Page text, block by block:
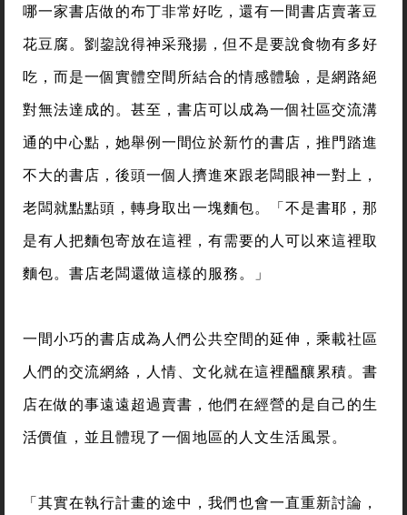
哪一家書店做的布丁非常好吃，還有一間書店賣著豆
花豆腐。劉鋆說得神采飛揚，但不是要說食物有多好
吃，而是一個實體空間所結合的情感體驗，是網路絕
對無法達成的。甚至，書店可以成為一個社區交流溝
通的中心點，她舉例一間位於新竹的書店，推門踏進
不大的書店，後頭一個人擠進來跟老闆眼神一對上，
老闆就點點頭，轉身取出一塊麵包。「不是書耶，那
是有人把麵包寄放在這裡，有需要的人可以來這裡取
麵包。書店老闆還做這樣的服務。」
一間小巧的書店成為人們公共空間的延伸，乘載社區
人們的交流網絡，人情、文化就在這裡醞釀累積。書
店在做的事遠遠超過賣書，他們在經營的是自己的生
活價值，並且體現了一個地區的人文生活風景。
「其實在執行計畫的途中，我們也會一直重新討論，